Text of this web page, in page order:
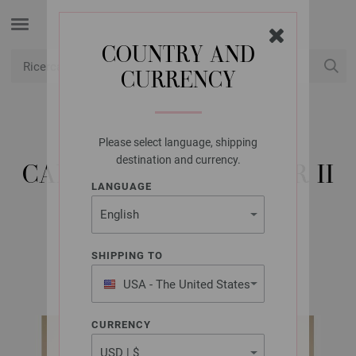
COUNTRY AND
CURRENCY
Please select language, shipping
destination and currency.
LANGUAGE
SHIPPING TO
USA - The United States
of America
CURRENCY
LANA GROSSA
CARDIGAN ALPACA AIR II
& CASSATA
LOOKBOOK No. 19 | Modello 29